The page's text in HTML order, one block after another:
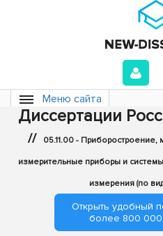
Меню сайта
Диссертации
// 05.11.00 -
измерительные приборы и системы
измерения (по
Открыть удобный
более 800 000